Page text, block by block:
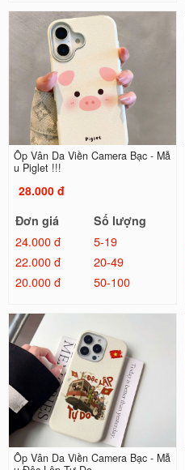
Ốp Vân Da Viền Camera Bạc - Mẫ
u Piglet !!!
28.000 đ
Đơn giá
Số lượng
24.000 đ
5-19
22.000 đ
20-49
20.000 đ
50-100
Ốp Vân Da Viền Camera Bạc - Mẫ